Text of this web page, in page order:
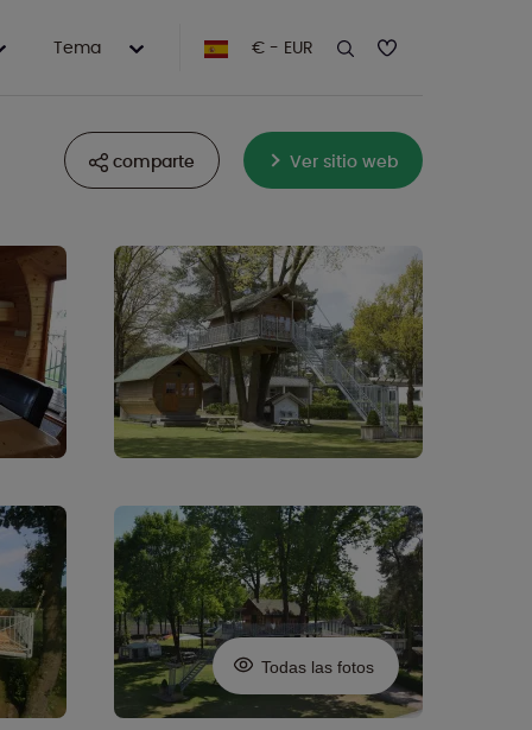
Tema € - EUR
comparte Ver sitio web
Todas las fotos